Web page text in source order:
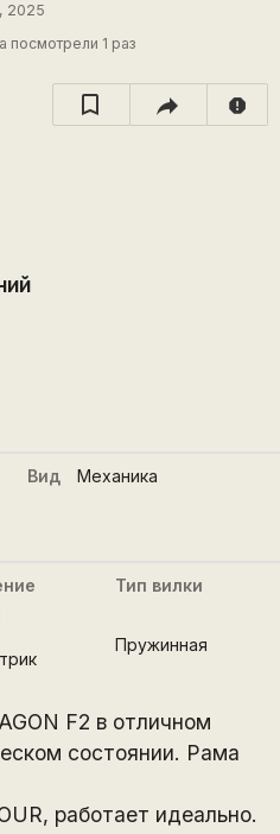
2025
посмотрели 1 раз
report
Вид Механика
Тип вилки
Пружинная
F2 в отличном
состоянии. Рама
работает идеально.